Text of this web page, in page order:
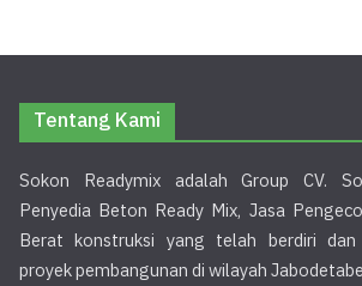
Tentang Kami
Sokon Readymix adalah Group CV.
Penyedia Beton Ready Mix, Jasa
Berat konstruksi yang telah berdiri dan
proyek pembangunan di wilayah